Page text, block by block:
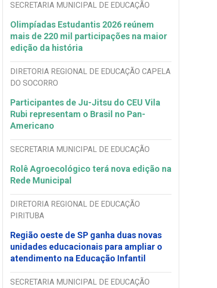
SECRETARIA MUNICIPAL DE EDUCAÇÃO
Olimpíadas Estudantis 2026 reúnem
mais de 220 mil participações na maior
edição da história
DIRETORIA REGIONAL DE EDUCAÇÃO CAPELA
DO SOCORRO
Participantes de Ju-Jitsu do CEU Vila
Rubi representam o Brasil no Pan-
Americano
SECRETARIA MUNICIPAL DE EDUCAÇÃO
Rolê Agroecológico terá nova edição na
Rede Municipal
DIRETORIA REGIONAL DE EDUCAÇÃO
PIRITUBA
Região oeste de SP ganha duas novas
unidades educacionais para ampliar o
atendimento na Educação Infantil
SECRETARIA MUNICIPAL DE EDUCAÇÃO